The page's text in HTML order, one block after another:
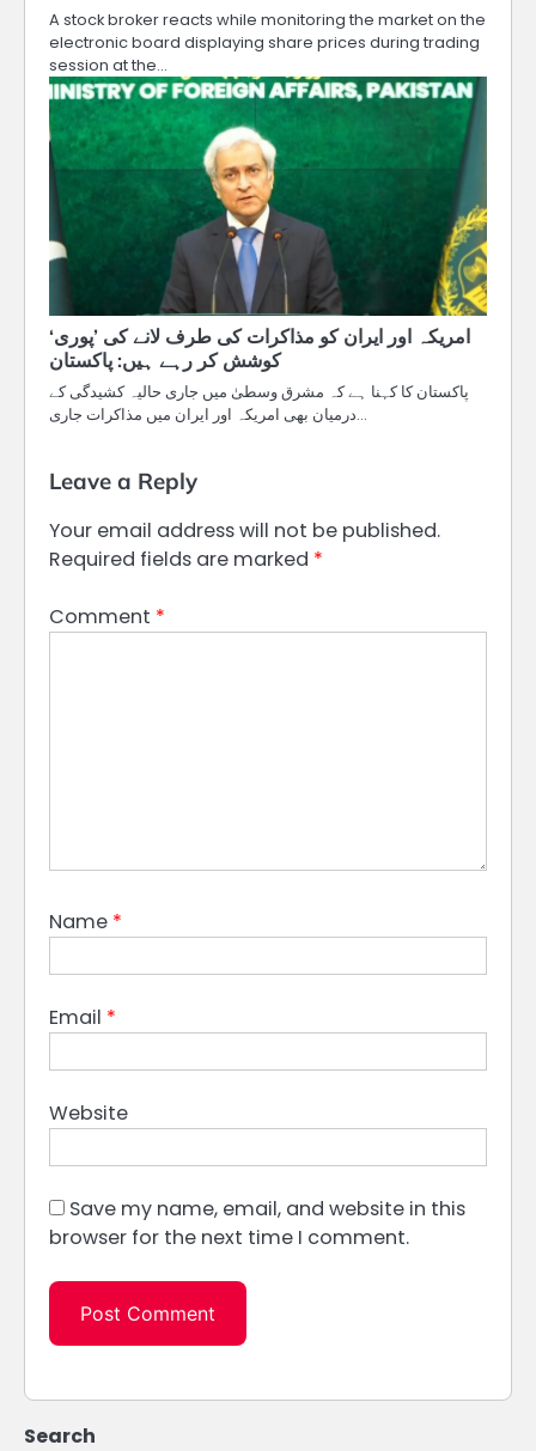
A stock broker reacts while monitoring the market on the
electronic board displaying share prices during trading
session at the…
امریکہ اور ایران کو مذاکرات کی طرف لانے کی ’پوری‘
کوشش کر رہے ہیں: پاکستان
پاکستان کا کہنا ہے کہ مشرق وسطیٰ میں جاری حالیہ کشیدگی کے
درمیان بھی امریکہ اور ایران میں مذاکرات جاری…
Leave a Reply
Your email address will not be published.
Required fields are marked *
Comment *
Name *
Email *
Website
Save my name, email, and website in this
browser for the next time I comment.
Search